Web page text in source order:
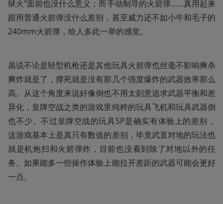
狱火”面前也没什么意义；而手动制导的火箭弹……真用起来
跟用普通火箭弹没什么差别，甚至威力还不如小牛和毛子的
240mm火箭弹，给人多此一举的感觉。
虽说不论是轻型机枪还是其他玩具火箭弹也丝毫不影响爽杀
爽炸就是了，撑死就是没有那几个强度爆炸的武器效率那么
高。从这个角度来说好像倒也不用太刻意追求武器平衡和差
异化，皇牌空战之类的游戏里纯粹的玩具飞机和玩具武器倒
也不少。不过皇牌空战的玩具SP是确实有体验上的差别，
这游戏基本上是真只有数值的差别，毕竟武直对地的玩法也
就是机炮扫和火箭弹炸，目前也没看到除了对地以外的任
务。如果能多一些操作体验上能拉开差距的武器可能会更好
一点。